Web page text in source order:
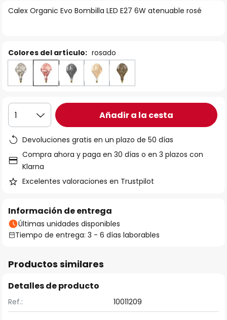
laCalex Organic Evo Bombilla LED E27 6W atenuable rosé
Colores del artículo: rosado
1 Añadir a la cesta
Devoluciones gratis en un plazo de 50 días
Compra ahora y paga en 30 días o en 3 plazos con
Klarna
Excelentes valoraciones en Trustpilot
Información de entrega
Últimas unidades disponibles
Tiempo de entrega: 3 - 6 días laborables
Productos similares
Detalles de producto
Ref.: 10011209